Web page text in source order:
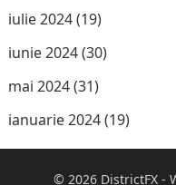
iulie 2024(19)
iunie 2024(30)
mai 2024(31)
ianuarie 2024(19)
© 2026 DistrictFX-